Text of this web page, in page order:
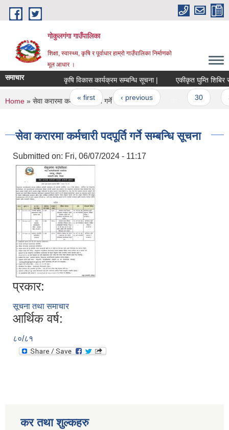
Skip to main content
गोकुलगंगा गाउँपालिका
शिक्षा, स्वास्थ्य, कृषि र पूर्वाधार हाम्रो गाउँपालिका निर्माणको
मूल आधार ।
समाचार कृषि विकास कार्यक्रम सम्बन्धि सूचना | एकीकृत घुम्ति शिबिर
Pages
« first ‹ previous 30
You are here
Home » सेवा करारमा कर्मचारी पदपूर्ति गर्ने सम्बन्धि सूचना
सेवा करारमा कर्मचारी पदपूर्ति गर्ने सम्बन्धि सूचना
Submitted on: Fri, 06/07/2024 - 11:17
प्रकार:
सूचना तथा समाचार
आर्थिक वर्ष:
८०/८१
कर तथा शुल्कहरु